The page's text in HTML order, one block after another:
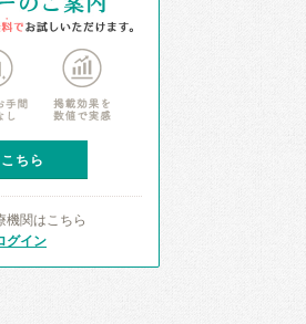
ちら
機関はこちら
グイン